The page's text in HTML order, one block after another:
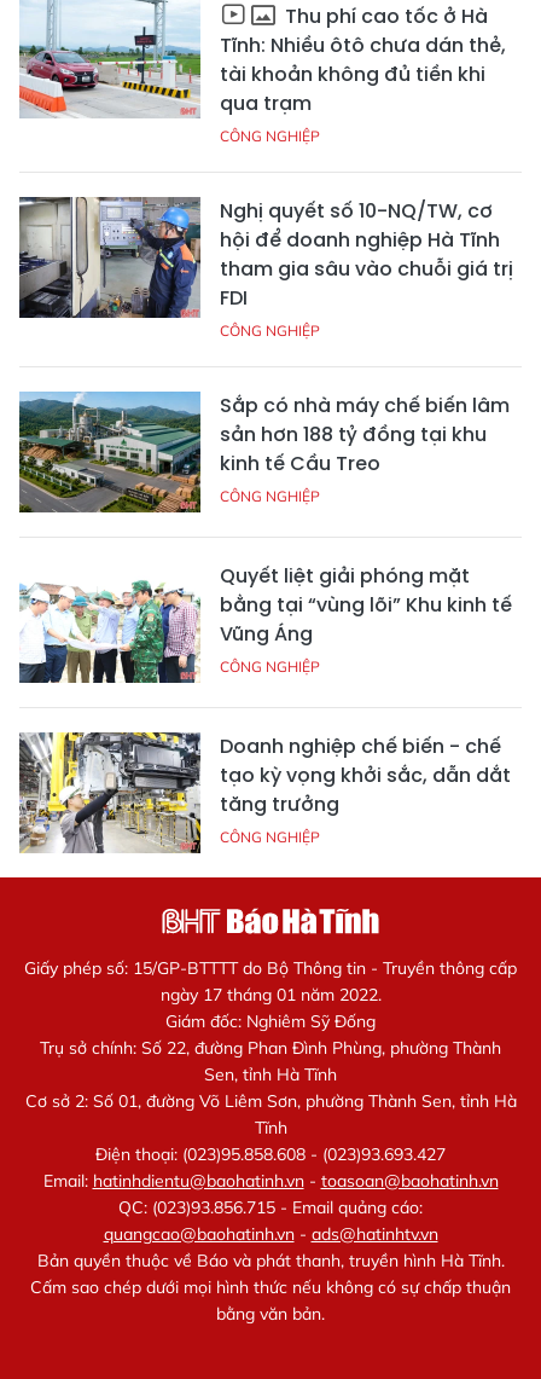
Thu phí cao tốc ở Hà
Tĩnh: Nhiều ôtô chưa dán thẻ,
tài khoản không đủ tiền khi
qua trạm
CÔNG NGHIỆP
Nghị quyết số 10-NQ/TW, cơ
hội để doanh nghiệp Hà Tĩnh
tham gia sâu vào chuỗi giá trị
FDI
CÔNG NGHIỆP
Sắp có nhà máy chế biến lâm
sản hơn 188 tỷ đồng tại khu
kinh tế Cầu Treo
CÔNG NGHIỆP
Quyết liệt giải phóng mặt
bằng tại “vùng lõi” Khu kinh tế
Vũng Áng
CÔNG NGHIỆP
Doanh nghiệp chế biến - chế
tạo kỳ vọng khởi sắc, dẫn dắt
tăng trưởng
CÔNG NGHIỆP
Giấy phép số: 15/GP-BTTTT do Bộ Thông tin - Truyền thông cấp
ngày 17 tháng 01 năm 2022.
Giám đốc: Nghiêm Sỹ Đống
Trụ sở chính: Số 22, đường Phan Đình Phùng, phường Thành
Sen, tỉnh Hà Tĩnh
Cơ sở 2: Số 01, đường Võ Liêm Sơn, phường Thành Sen, tỉnh Hà
Tĩnh
Điện thoại: (023)95.858.608 - (023)93.693.427
Email: hatinhdientu@baohatinh.vn- toasoan@baohatinh.vn
QC: (023)93.856.715 - Email quảng cáo:
quangcao@baohatinh.vn- ads@hatinhtv.vn
Bản quyền thuộc về Báo và phát thanh, truyền hình Hà Tĩnh.
Cấm sao chép dưới mọi hình thức nếu không có sự chấp thuận
bằng văn bản.